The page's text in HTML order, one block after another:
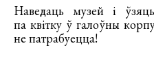
Наведаць музей і
па квітку ў галоўны
не патрабуецца!